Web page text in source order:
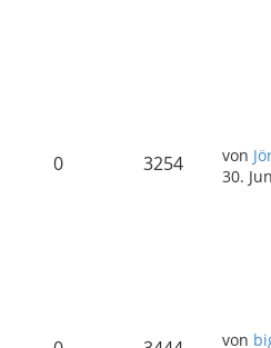
0 3254 von
30.
von